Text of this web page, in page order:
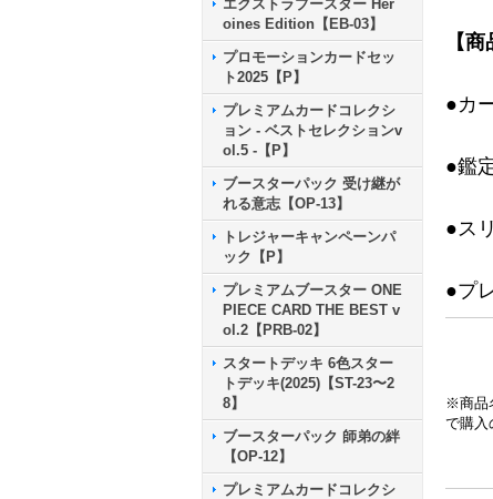
エクストラブースター Her
oines Edition【EB-03】
プロモーションカードセッ
ト2025【P】
プレミアムカードコレクシ
ョン - ベストセレクションv
ol.5 -【P】
ブースターパック 受け継が
れる意志【OP-13】
トレジャーキャンペーンパ
ック【P】
プレミアムブースター ONE
PIECE CARD THE BEST v
ol.2【PRB-02】
スタートデッキ 6色スター
トデッキ(2025)【ST-23〜2
8】
ブースターパック 師弟の絆
【OP-12】
プレミアムカードコレクシ
【
●カ
●鑑
●ス
●プ
※商品
で購入